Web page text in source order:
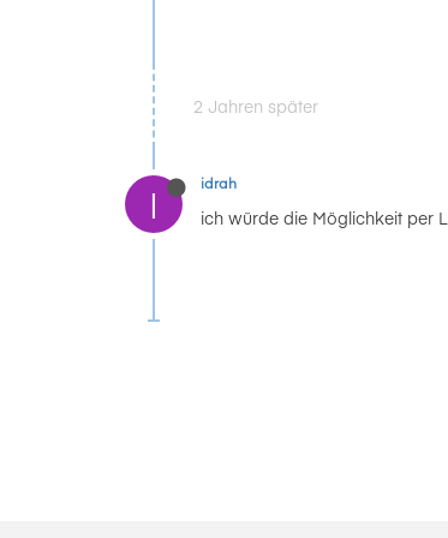
2 Jahren später
I idrah
ich würde die Möglichkeit per